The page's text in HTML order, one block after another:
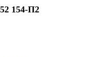
154-П2